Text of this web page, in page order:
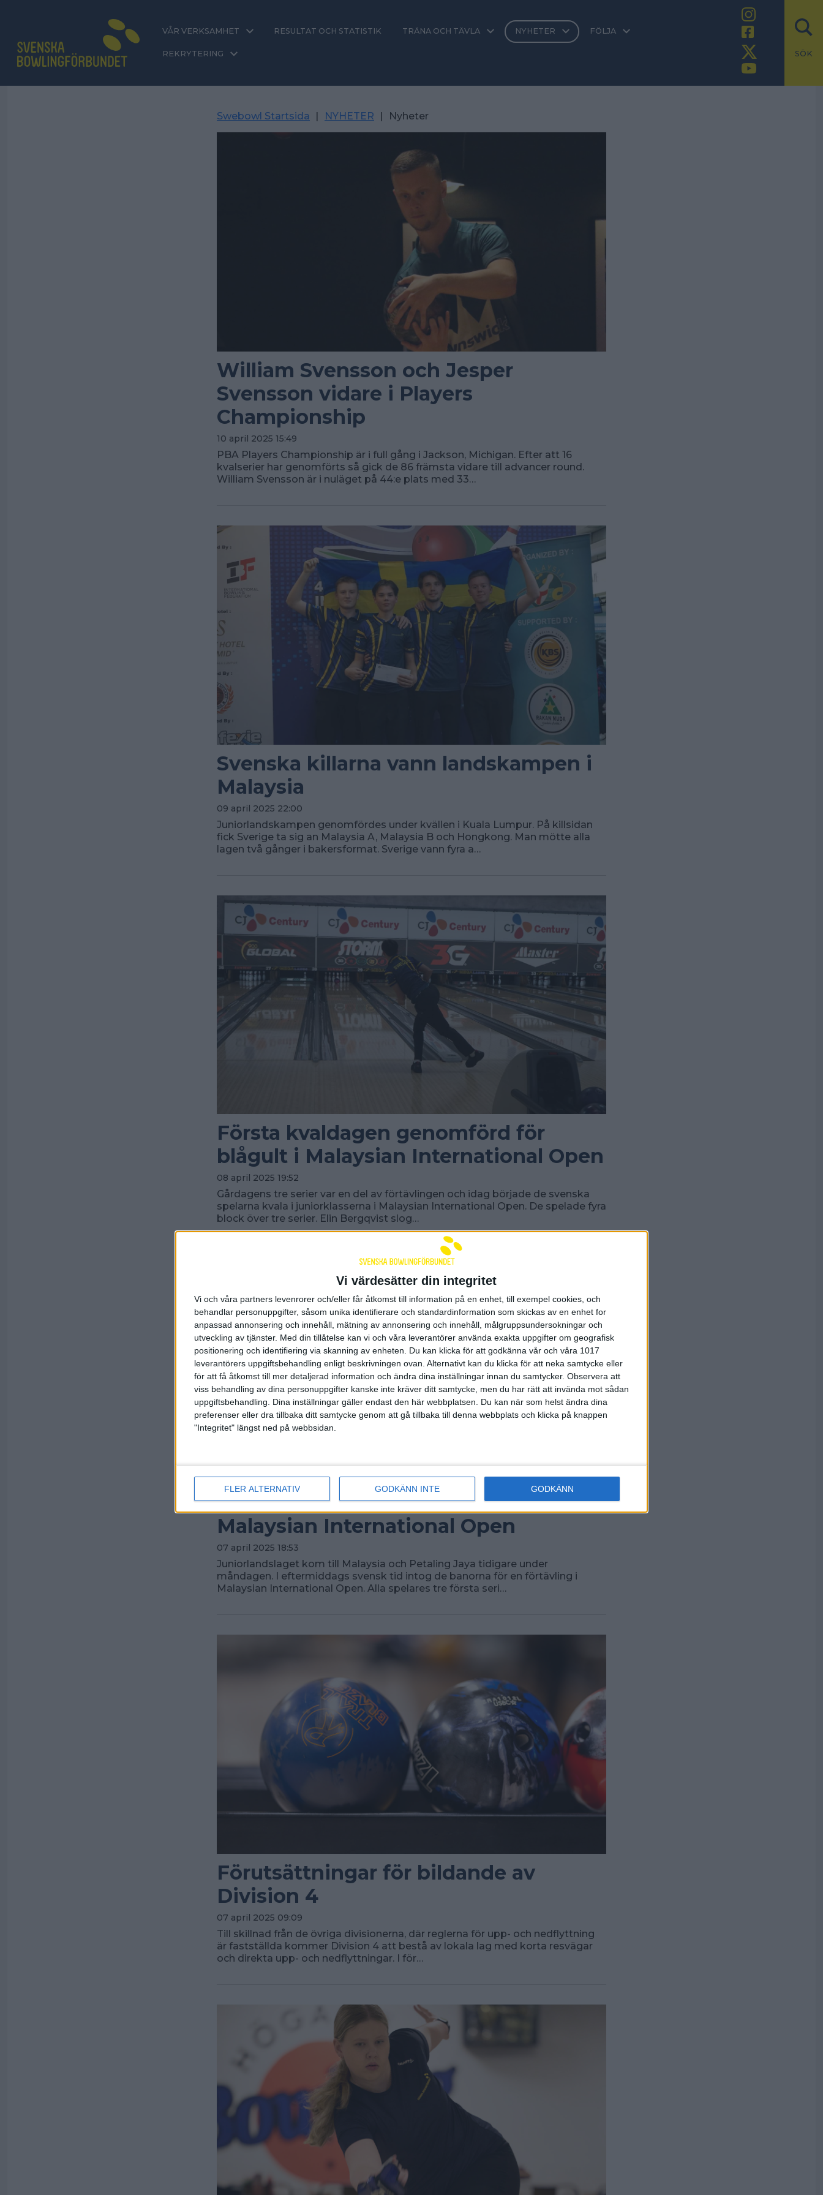
Vi värdesätter din integritet
Vi och våra partners levenrorer och/eller får åtkomst till information på en enhet, till exempel cookies, och
behandlar personuppgifter, såsom unika identifierare och standardinformation som skickas av en enhet for
anpassad annonsering och innehåll, mätning av annonsering och innehåll, målgruppsundersokningar och
utveckling av tjänster. Med din tillåtelse kan vi och våra leverantörer använda exakta uppgifter om geografisk
positionering och identifiering via skanning av enheten. Du kan klicka för att godkänna vår och våra 1017
leverantörers uppgiftsbehandling enligt beskrivningen ovan. Alternativt kan du klicka för att neka samtycke eller
för att få åtkomst till mer detaljerad information och ändra dina inställningar innan du samtycker. Observera att
viss behandling av dina personuppgifter kanske inte kräver ditt samtycke, men du har rätt att invända mot sådan
uppgiftsbehandling. Dina inställningar gäller endast den här webbplatsen. Du kan när som helst ändra dina
preferenser eller dra tillbaka ditt samtycke genom att gå tillbaka till denna webbplats och klicka på knappen
"Integritet" längst ned på webbsidan.
FLER ALTERNATIV GODKÄNN INTE GODKÄNN
VÅR VERKSAMHET RESULTAT OCH STATISTIK TRÄNA OCH TÄVLA NYHETER FÖLJA
SÖK
REKRYTERING
Swebowl Startsida | NYHETER | Nyheter
William Svensson och Jesper
Svensson vidare i Players
Championship
10 april 2025 15:49
PBA Players Championship är i full gång i Jackson, Michigan. Efter att 16
kvalserier har genomförts så gick de 86 främsta vidare till advancer round.
William Svensson är i nuläget på 44:e plats med 33…
Svenska killarna vann landskampen i
Malaysia
09 april 2025 22:00
Juniorlandskampen genomfördes under kvällen i Kuala Lumpur. På killsidan
fick Sverige ta sig an Malaysia A, Malaysia B och Hongkong. Man mötte alla
lagen två gånger i bakersformat. Sverige vann fyra a…
Första kvaldagen genomförd för
blågult i Malaysian International Open
08 april 2025 19:52
Gårdagens tre serier var en del av förtävlingen och idag började de svenska
spelarna kvala i juniorklasserna i Malaysian International Open. De spelade fyra
block över tre serier. Elin Bergqvist slog…
Juniorlandslaget igång med spelet i
Malaysian International Open
07 april 2025 18:53
Juniorlandslaget kom till Malaysia och Petaling Jaya tidigare under
måndagen. I eftermiddags svensk tid intog de banorna för en förtävling i
Malaysian International Open. Alla spelares tre första seri…
Förutsättningar för bildande av
Division 4
07 april 2025 09:09
Till skillnad från de övriga divisionerna, där reglerna för upp- och nedflyttning
är fastställda kommer Division 4 att bestå av lokala lag med korta resvägar
och direkta upp- och nedflyttningar. I för…